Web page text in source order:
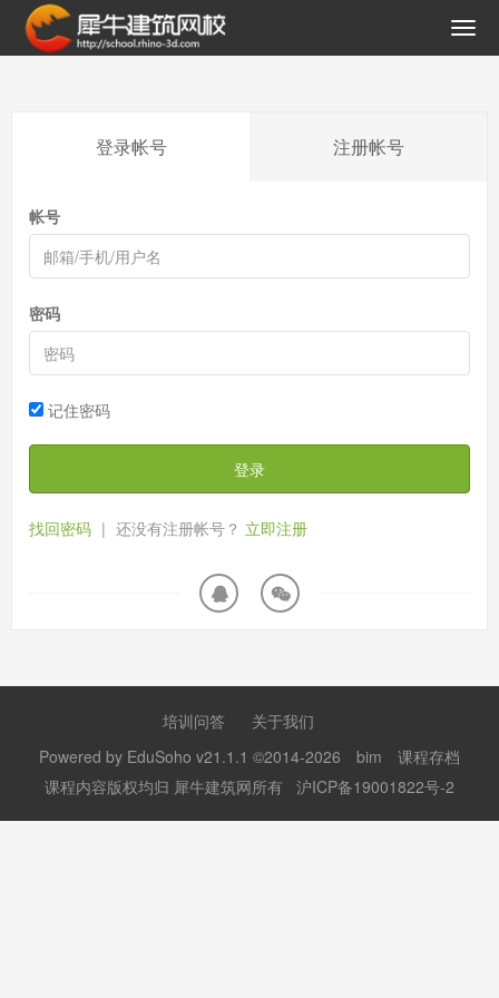
登录帐号 注册帐号
帐号
密码
记住密码
登录
找回密码 | 还没有注册帐号？ 立即注册
培训问答
关于我们
Powered by EduSoho v21.1.1 ©2014-2026 bim
课程存档
课程内容版权均归 犀牛建筑网所有 沪ICP备19001822号-2